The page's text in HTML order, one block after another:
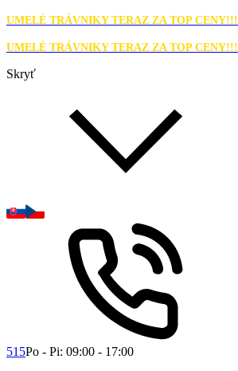
UMELÉ TRÁVNIKY TERAZ ZA TOP CENY!!!
UMELÉ TRÁVNIKY TERAZ ZA TOP CENY!!!
Skryť
515Po - Pi: 09:00 - 17:00